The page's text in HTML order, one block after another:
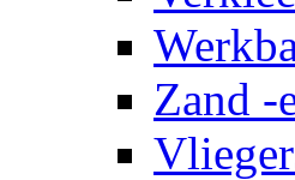
Zand -